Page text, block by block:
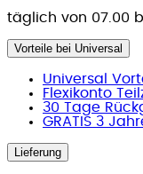
täglich von 07.00
Vorteile bei Universal
Universal
Flexikonto
30 Tage
GRATIS 3
Lieferung